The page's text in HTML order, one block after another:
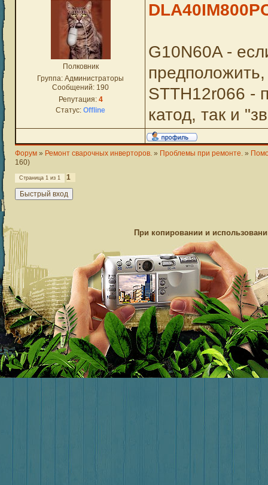
Полковник
Группа: Администраторы
Сообщений: 190
Репутация: 4
Статус: Offline
G10N60A -
STTH12r066 -
катод, так и
Форум » Ремонт сварочных инверторов. » Проблемы при ремонте. »
160)
Страница 1 из 1 1
При копировании и